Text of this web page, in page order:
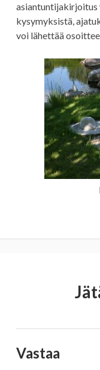
kysymyksistä,
voi lähettää
Vastaa